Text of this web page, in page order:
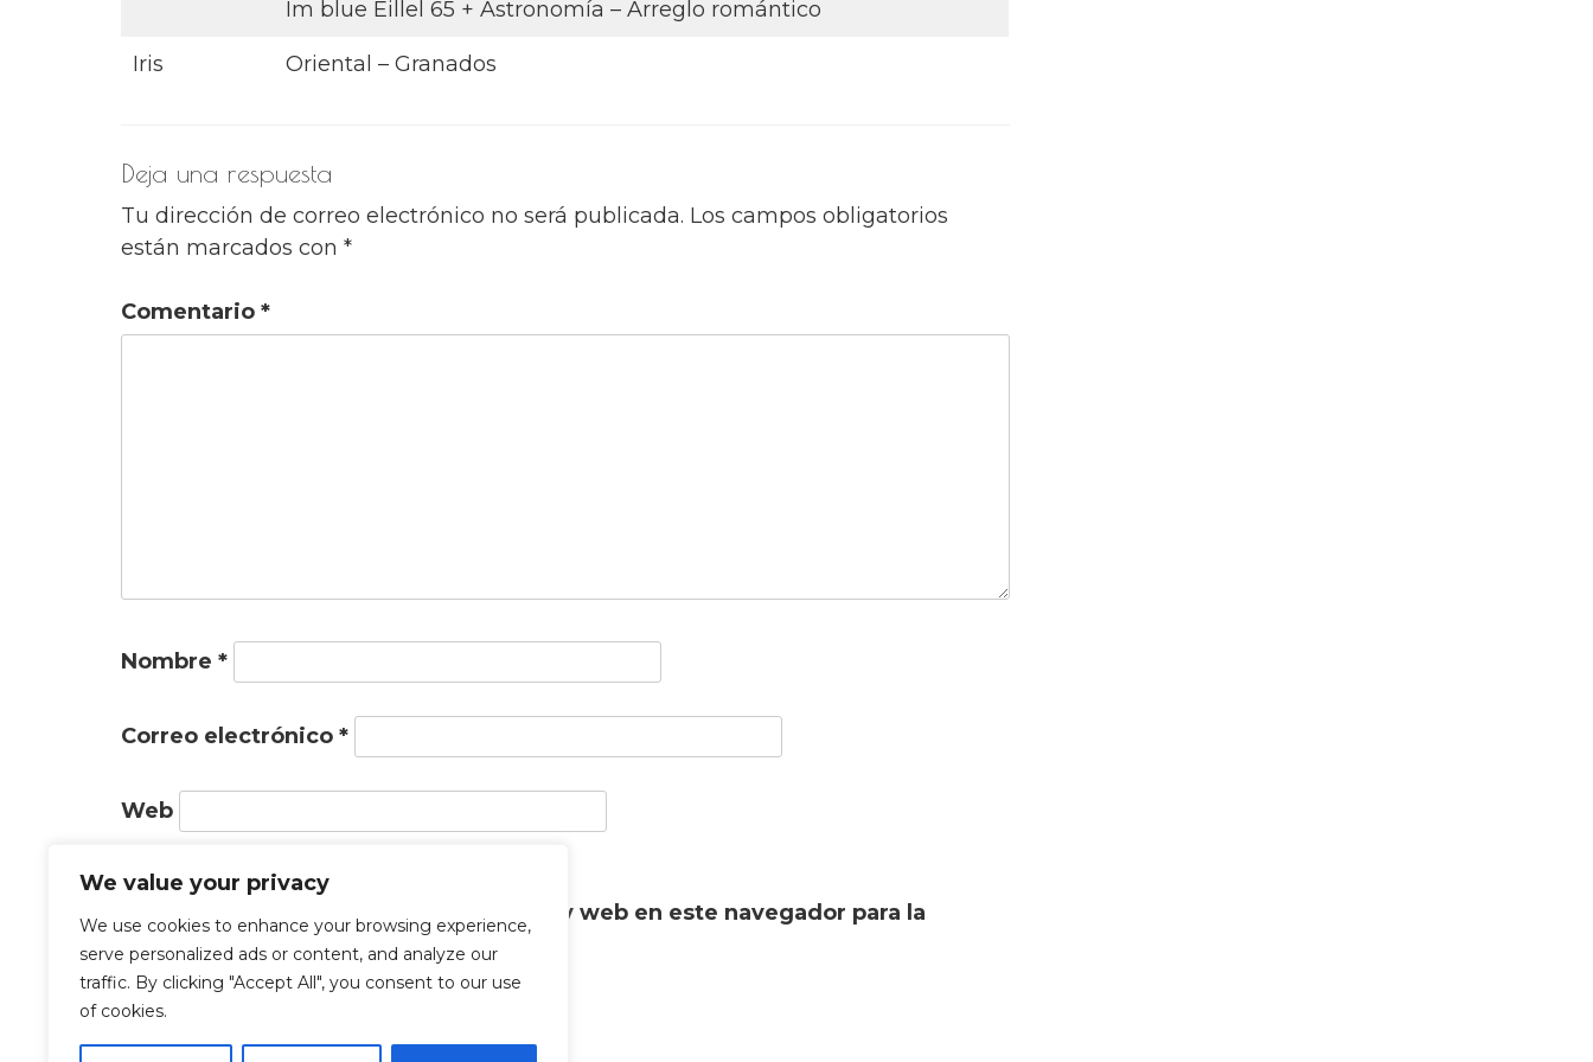
We value your privacy
We use cookies to enhance your browsing experience,
serve personalized ads or content, and analyze our
traffic. By clicking "Accept All", you consent to our use
of cookies.
Im blue Eillel 65 + Astronomía – Arreglo romántico
Iris Oriental – Granados
Deja una respuesta
Tu dirección de correo electrónico no será publicada. Los campos obligatorios
están marcados con *
Comentario *
Nombre *
Correo electrónico *
Web
Guarda mi nombre, correo electrónico y web en este navegador para la
próxima vez que comente.